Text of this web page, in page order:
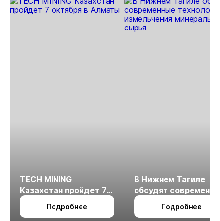
TECH MINING
Казахстан пройдет 7
октября в Алматы
Подробнее
В Нижнем Тагиле
обсудят
технологии
измельчения
Подробнее